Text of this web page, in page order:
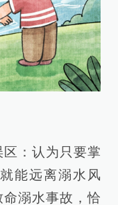
：认为只要掌
能远离溺水风
溺水事故，恰